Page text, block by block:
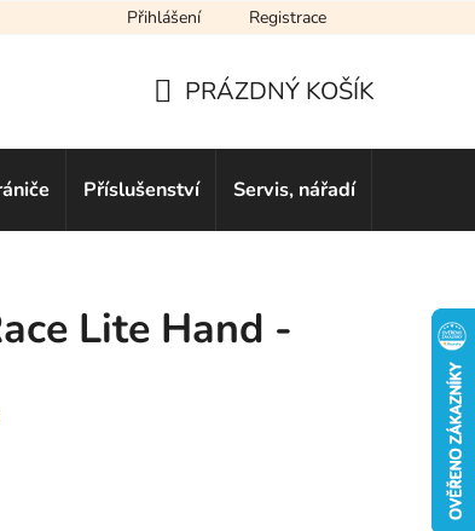
Obchodní podmínky
Přihlášení Registrace
KOŠÍK
PRÁZDNÝ KOŠÍK
Příslušenství Servis, nářadí
Lite Hand -